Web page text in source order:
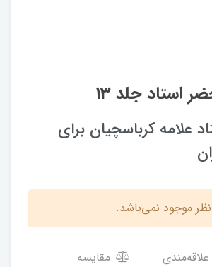
استاد جلد 13
علامه كرباسچيان براي
موجود نمی‌باشد.
مقایسه